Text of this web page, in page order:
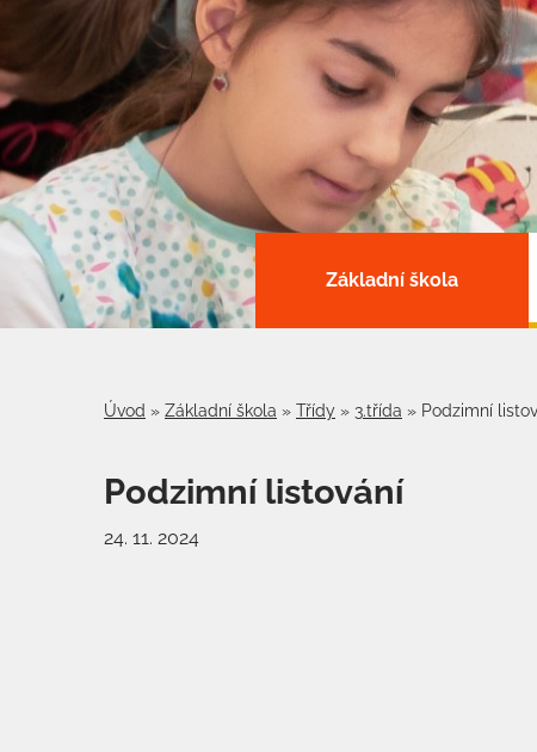
Základní škola
Úvod » Základní škola » Třídy » 3.třída » Podzimní
Podzimní listování
24. 11. 2024